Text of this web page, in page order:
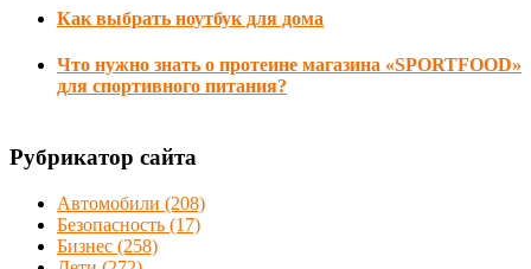
Как выбрать ноутбук для дома
Что нужно знать о протеине магазина «SPORTFOOD»
для спортивного питания?
Рубрикатор сайта
Автомобили (208)
Безопасность (17)
Бизнес (258)